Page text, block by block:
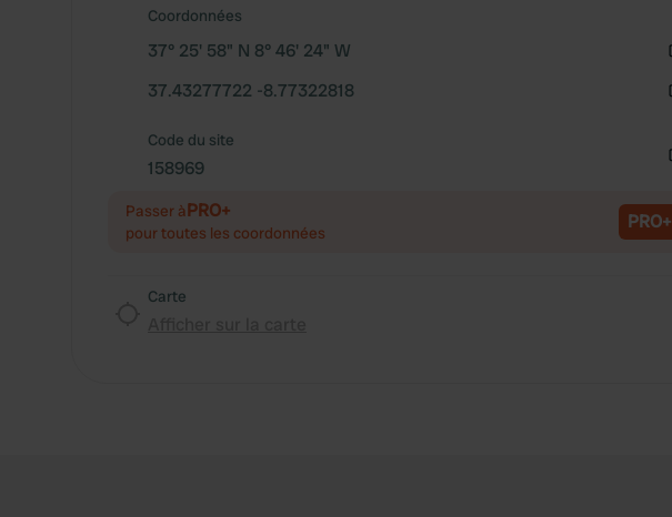
Coordonnées
37° 25' 58" N 8° 46' 24" W
37.43277722 -8.77322818
Code du site
158969
Passer àPRO+
pour toutes les coordonnées PRO+
Carte